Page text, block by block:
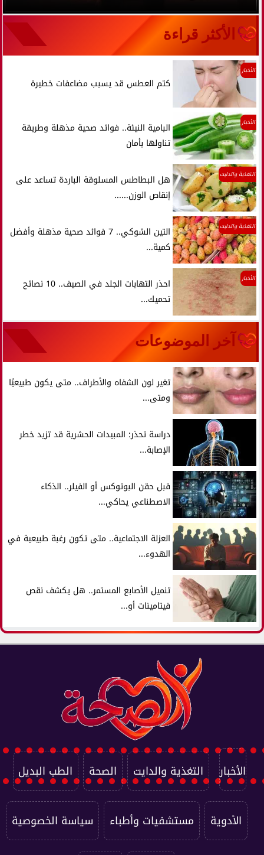
الأكثر قراءة
الأخبار
كتم العطس قد يسبب مضاعفات خطيرة
الأخبار
البامية النيئة.. فوائد صحية مذهلة وطريقة
تناولها بأمان
التغذية والدايت
هل البطاطس المسلوقة الباردة تساعد على
إنقاص الوزن......
التغذية والدايت
التين الشوكي.. 7 فوائد صحية مذهلة وأفضل
كمية...
الأخبار
احذر التهابات الجلد في الصيف.. 10 نصائح
تحميك...
آخر الموضوعات
تغير لون الشفاه والأطراف.. متى يكون طبيعيًا
ومتى...
دراسة تحذر: المبيدات الحشرية قد تزيد خطر
الإصابة...
قبل حقن البوتوكس أو الفيلر.. الذكاء
الاصطناعي يحاكي...
العزلة الاجتماعية.. متى تكون رغبة طبيعية في
الهدوء...
تنميل الأصابع المستمر.. هل يكشف نقص
فيتامينات أو...
الأخبار التغذية والدايت الصحة الطب البديل
الأدوية مستشفيات وأطباء سياسة الخصوصية